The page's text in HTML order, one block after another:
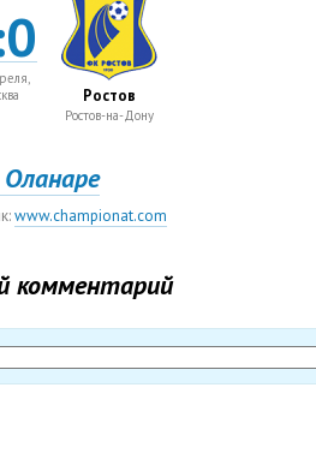
Ростов
Ростов-на-Дону
www.championat.com
комментарий